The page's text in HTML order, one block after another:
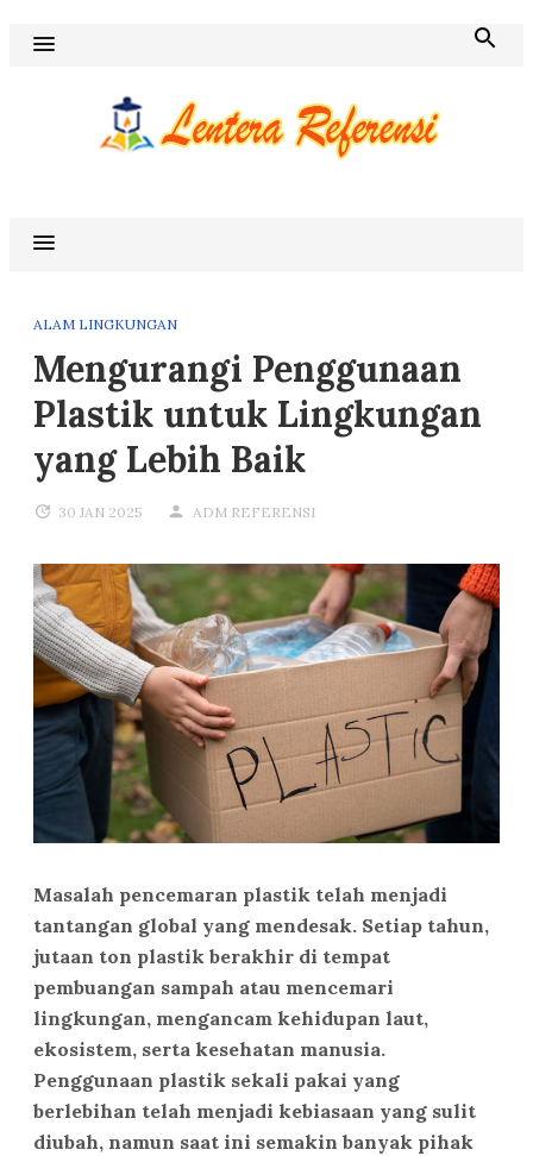
Skip
ALAM LINGKUNGAN
Mengurangi Penggunaan
Plastik untuk Lingkungan
yang Lebih Baik
30 JAN 2025 ADM REFERENSI
Masalah pencemaran plastik telah menjadi
tantangan global yang mendesak. Setiap tahun,
jutaan ton plastik berakhir di tempat
pembuangan sampah atau mencemari
lingkungan, mengancam kehidupan laut,
ekosistem, serta kesehatan manusia.
Penggunaan plastik sekali pakai yang
berlebihan telah menjadi kebiasaan yang sulit
diubah, namun saat ini semakin banyak pihak